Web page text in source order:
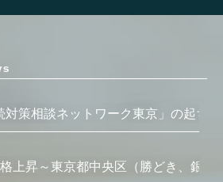
対策相談ネットワーク東京」の起ち
上昇～東京都中央区（勝どき、銀座